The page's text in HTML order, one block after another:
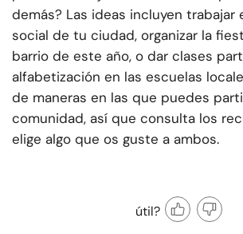
demás? Las ideas incluyen trabajar
social de tu ciudad, organizar la
barrio de este año, o dar clases
alfabetización en las escuelas
de maneras en las que puedes
comunidad, así que consulta los
elige algo que os guste a ambos.
útil?